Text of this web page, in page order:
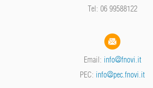
Tel: 06 99588122
Email: info@fnovi.it
PEC: info@pec.fnovi.it